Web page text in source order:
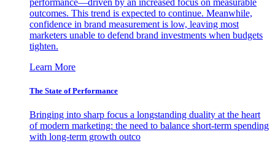
performance—driven by an increased focus on measurable
outcomes. This trend is expected to continue. Meanwhile,
confidence in brand measurement is low, leaving most
marketers unable to defend brand investments when budgets
tighten.
Learn More
The State of Performance
Bringing into sharp focus a longstanding duality at the heart
of modern marketing: the need to balance short-term spending
with long-term growth outco